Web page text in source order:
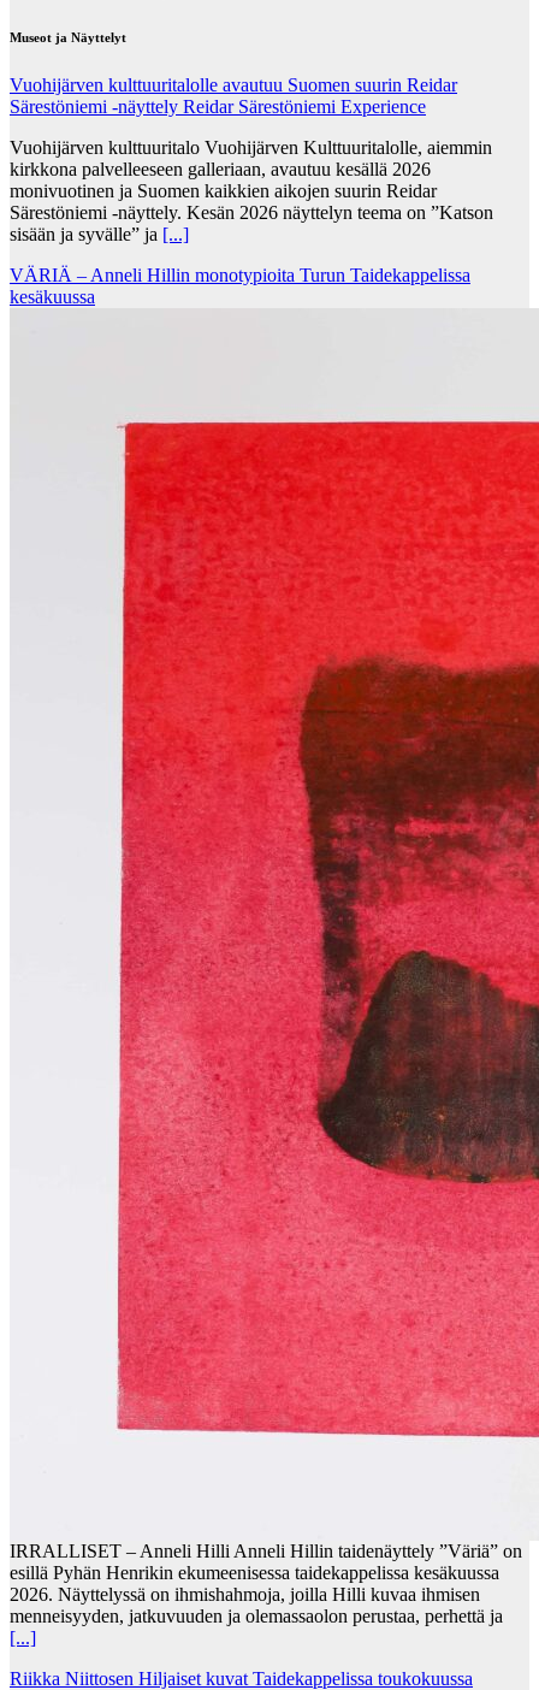
Museot ja Näyttelyt
Vuohijärven kulttuuritalolle avautuu Suomen suurin Reidar
Särestöniemi -näyttely Reidar Särestöniemi Experience
Vuohijärven kulttuuritalo Vuohijärven Kulttuuritalolle, aiemmin
kirkkona palvelleeseen galleriaan, avautuu kesällä 2026
monivuotinen ja Suomen kaikkien aikojen suurin Reidar
Särestöniemi -näyttely. Kesän 2026 näyttelyn teema on ”Katson
sisään ja syvälle” ja [...]
VÄRIÄ – Anneli Hillin monotypioita Turun Taidekappelissa
kesäkuussa
IRRALLISET – Anneli Hilli Anneli Hillin taidenäyttely ”Väriä” on
esillä Pyhän Henrikin ekumeenisessa taidekappelissa kesäkuussa
2026. Näyttelyssä on ihmishahmoja, joilla Hilli kuvaa ihmisen
menneisyyden, jatkuvuuden ja olemassaolon perustaa, perhettä ja
[...]
Riikka Niittosen Hiljaiset kuvat Taidekappelissa toukokuussa